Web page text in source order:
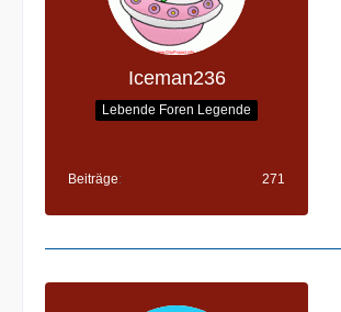
Iceman236
Lebende Foren Legende
Beiträge 271